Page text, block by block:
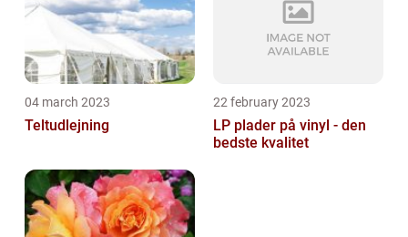
04 march 2023
Teltudlejning
22 february 2023
LP plader på vinyl - den
bedste kvalitet